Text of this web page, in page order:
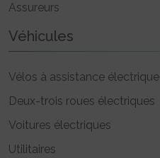
Assureurs
Véhicules
Vélos à assistance électrique
Deux-trois roues électriques
Voitures électriques
Utilitaires